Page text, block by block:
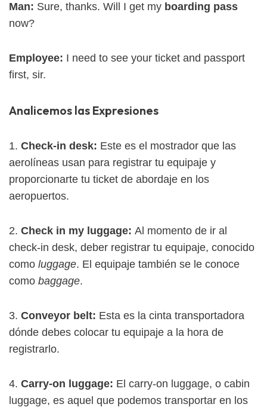
Man: Sure, thanks. Will I get my boarding pass
now?
Employee: I need to see your ticket and passport
first, sir.
Analicemos las Expresiones
1. Check-in desk: Este es el mostrador que las
aerolíneas usan para registrar tu equipaje y
proporcionarte tu ticket de abordaje en los
aeropuertos.
2. Check in my luggage: Al momento de ir al
check-in desk, deber registrar tu equipaje, conocido
como luggage. El equipaje también se le conoce
como baggage.
3. Conveyor belt: Esta es la cinta transportadora
dónde debes colocar tu equipaje a la hora de
registrarlo.
4. Carry-on luggage: El carry-on luggage, o cabin
luggage, es aquel que podemos transportar en los